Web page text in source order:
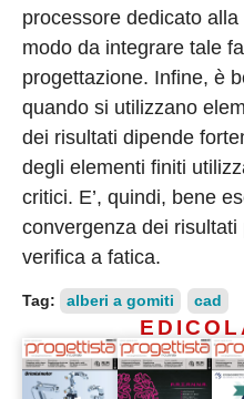
processore dedicato
modo da integrare tale
progettazione. Infine, è
quando si utilizzano
dei risultati dipende
degli elementi finiti
critici. E’, quindi, bene
convergenza dei
verifica a fatica.
Tag: alberi a gomiti cad